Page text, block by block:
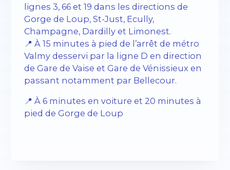
lignes 3, 66 et 19 dans les directions de
Gorge de Loup, St-Just, Ecully,
Champagne, Dardilly et Limonest.
📍 À 15 minutes à pied de l’arrêt de métro
Valmy desservi par la ligne D en direction
de Gare de Vaise et Gare de Vénissieux en
passant notamment par Bellecour.
📍 À 6 minutes en voiture et 20 minutes à
pied de Gorge de Loup